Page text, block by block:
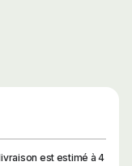
est estimé à 4